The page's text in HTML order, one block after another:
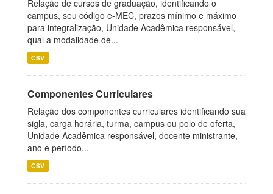
Relação de cursos de graduação, identificando o
campus, seu código e-MEC, prazos mínimo e máximo
para integralização, Unidade Acadêmica responsável,
qual a modalidade de...
CSV
Componentes Curriculares
Relação dos componentes curriculares identificando sua
sigla, carga horária, turma, campus ou polo de oferta,
Unidade Acadêmica responsável, docente ministrante,
ano e período...
CSV